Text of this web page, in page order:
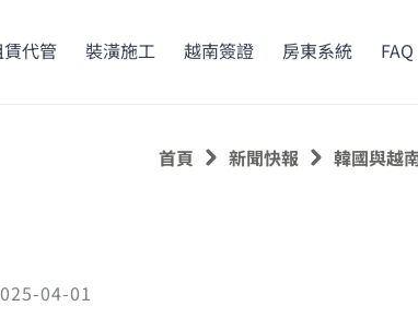
代管 裝潢施工 越南簽證 房東系統 FAQ
首頁 新聞快報 韓國與越
04-01